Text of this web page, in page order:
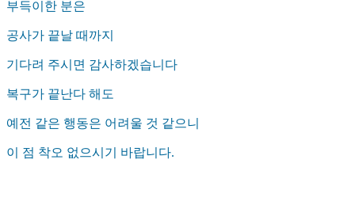
부득이한 분은
공사가 끝날 때까지
기다려 주시면 감사하겠습니다
복구가 끝난다 해도
예전 같은 행동은 어려울 것 같으니
이 점 착오 없으시기 바랍니다.